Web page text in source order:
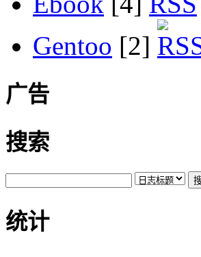
Gentoo [2]
广告
搜索
统计